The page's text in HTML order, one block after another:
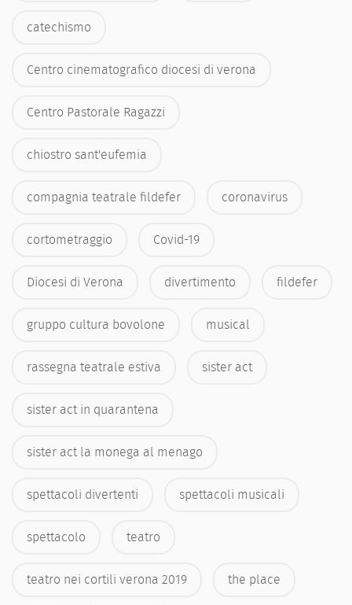
catechismo
Centro cinematografico diocesi di verona
Centro Pastorale Ragazzi
chiostro sant'eufemia
compagnia teatrale fildefer coronavirus
cortometraggio Covid-19
Diocesi di Verona divertimento fildefer
gruppo cultura bovolone musical
rassegna teatrale estiva sister act
sister act in quarantena
sister act la monega al menago
spettacoli divertenti spettacoli musicali
spettacolo teatro
teatro nei cortili verona 2019 the place